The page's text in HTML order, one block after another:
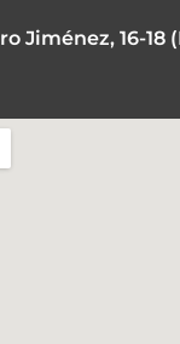
Jiménez, 16-18